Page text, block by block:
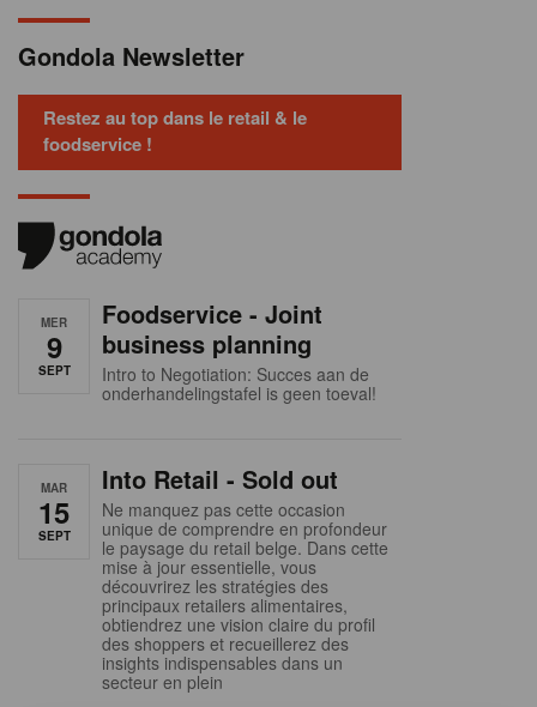
Gondola Newsletter
Restez au top dans le retail & le
foodservice !
MER
9
SEPT
Foodservice - Joint
business planning
Intro to Negotiation: Succes aan de
onderhandelingstafel is geen toeval!
MAR
15
SEPT
Into Retail - Sold out
Ne manquez pas cette occasion
unique de comprendre en profondeur
le paysage du retail belge. Dans cette
mise à jour essentielle, vous
découvrirez les stratégies des
principaux retailers alimentaires,
obtiendrez une vision claire du profil
des shoppers et recueillerez des
insights indispensables dans un
secteur en plein